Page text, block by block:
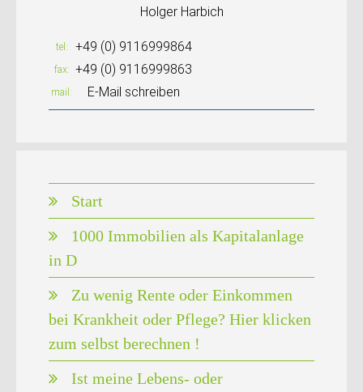
Holger Harbich
tel +49 (0) 9116999864
fax +49 (0) 9116999863
mail E-Mail schreiben
Start
1000 Immobilien als Kapitalanlage
in D
Zu wenig Rente oder Einkommen
bei Krankheit oder Pflege? Hier klicken
zum selbst berechnen !
Ist meine Lebens- oder